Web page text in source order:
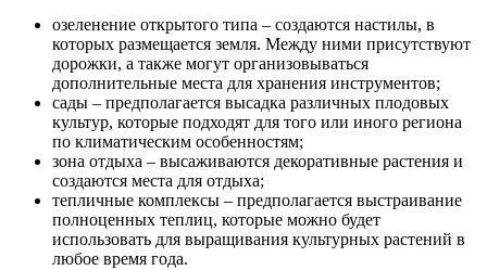
озеленение открытого типа – создаются настилы, в
которых размещается земля. Между ними присутствуют
дорожки, а также могут организовываться
дополнительные места для хранения инструментов;
сады – предполагается высадка различных плодовых
культур, которые подходят для того или иного региона
по климатическим особенностям;
зона отдыха – высаживаются декоративные растения и
создаются места для отдыха;
тепличные комплексы – предполагается выстраивание
полноценных теплиц, которые можно будет
использовать для выращивания культурных растений в
любое время года.